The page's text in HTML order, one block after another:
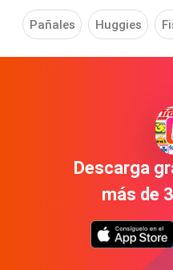
Pañales Huggies
Descarga
más de